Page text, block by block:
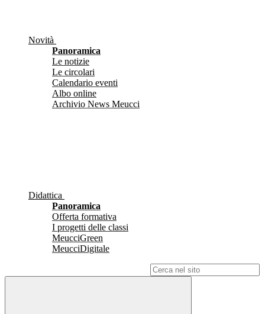
Novità
Panoramica
Le notizie
Le circolari
Calendario eventi
Albo online
Archivio News Meucci
Didattica
Panoramica
Offerta formativa
I progetti delle classi
MeucciGreen
MeucciDigitale